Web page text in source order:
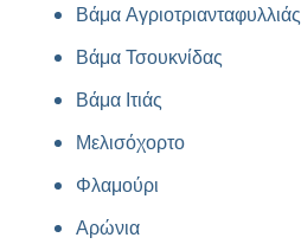
Βάμα Αγριοτριανταφυλλιάς
Βάμα Τσουκνίδας
Βάμα Ιτιάς
Μελισόχορτο
Φλαμούρι
Αρώνια